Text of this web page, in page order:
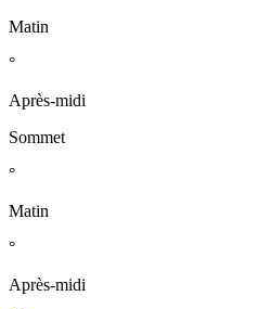
Matin
°
Après-midi
Sommet
°
Matin
°
Après-midi